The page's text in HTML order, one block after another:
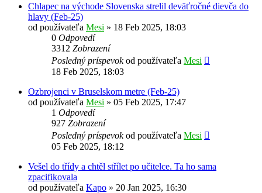
Chlapec na východe Slovenska strelil deväťročné dievča do
hlavy (Feb-25)
od používateľa Mesi » 18 Feb 2025, 18:03
0 Odpovedí
3312 Zobrazení
Posledný príspevokod používateľa Mesi
18 Feb 2025, 18:03
Ozbrojenci v Bruselskom metre (Feb-25)
od používateľa Mesi » 05 Feb 2025, 17:47
1 Odpovedí
927 Zobrazení
Posledný príspevokod používateľa Mesi
05 Feb 2025, 18:12
Vešel do třídy a chtěl střílet po učitelce. Ta ho sama
zpacifikovala
od používateľa Kapo » 20 Jan 2025, 16:30